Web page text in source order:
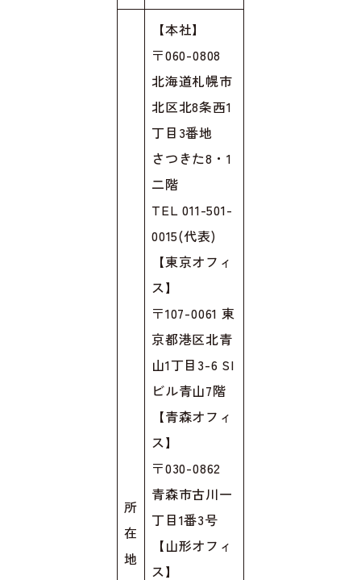
所
在
地
【本社】
〒060-0808
北海道札幌市
北区北8条西1
丁目3番地
さつきた8・1
二階
TEL 011-501-
0015(代表)
【東京オフィ
ス】
〒107-0061 東
京都港区北青
山1丁目3-6 SI
ビル青山7階
【青森オフィ
ス】
〒030-0862
青森市古川一
丁目1番3号
【山形オフィ
ス】